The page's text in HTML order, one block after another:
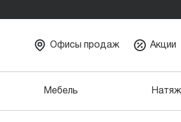
Офисы продаж Акции
Мебель